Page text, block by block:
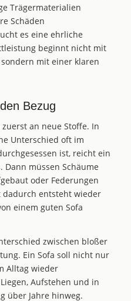
Trägermaterialien
Schäden
es eine ehrliche
beginnt nicht mit
mit einer klaren
Bezug
an neue Stoffe. In
Unterschied oft im
ist, reicht ein
Dann müssen Schäume
oder Federungen
dadurch entsteht wieder
einem guten Sofa
zwischen bloßer
Ein Sofa soll nicht nur
Alltag wieder
Aufstehen und in
über Jahre hinweg.